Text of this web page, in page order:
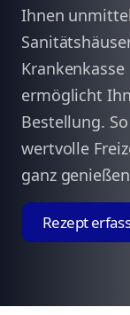
Ihnen
ermöglicht
Bestellung.
wertvolle
ganz
Rezept